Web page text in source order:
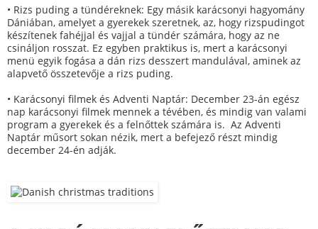
• Rizs puding a tündéreknek: Egy másik karácsonyi hagyomány
Dániában, amelyet a gyerekek szeretnek, az, hogy rizspudingot
készítenek fahéjjal és vajjal a tündér számára, hogy az ne
csináljon rosszat. Ez egyben praktikus is, mert a karácsonyi
menü egyik fogása a dán rizs desszert mandulával, aminek az
alapvető összetevője a rizs puding.
• Karácsonyi filmek és Adventi Naptár: December 23-án egész
nap karácsonyi filmek mennek a tévében, és mindig van valami
program a gyerekek és a felnőttek számára is. Az Adventi
Naptár műsort sokan nézik, mert a befejező részt mindig
december 24-én adják.